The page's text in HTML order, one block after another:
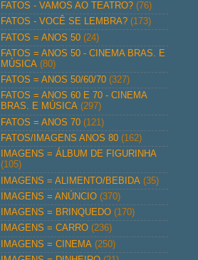
FATOS - VAMOS AO TEATRO? (76)
FATOS - VOCÊ SE LEMBRA? (173)
FATOS = ANOS 50 (24)
FATOS = ANOS 50 - CINEMA BRAS. E
MÚSICA (80)
FATOS = ANOS 50/60/70 (327)
FATOS = ANOS 60 E 70 - CINEMA
BRAS. E MÚSICA (297)
FATOS = ANOS 70 (121)
FATOS/IMAGENS ANOS 80 (162)
IMAGENS = ÁLBUM DE FIGURINHA
(105)
IMAGENS = ALIMENTO/BEBIDA (35)
IMAGENS = ANÚNCIO (370)
IMAGENS = BRINQUEDO (170)
IMAGENS = CARRO (236)
IMAGENS = CINEMA (250)